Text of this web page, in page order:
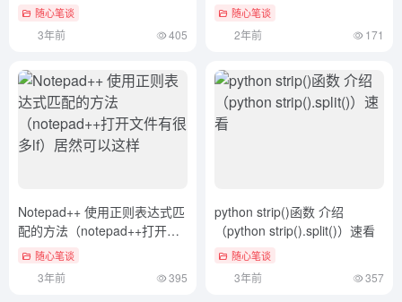
随心笔谈
3年前 405
随心笔谈
2年前 171
Notepad++ 使用正则表达式匹
配的方法（notepad++打开文
件有很多lf）居然可以这样
随心笔谈
3年前 395
python strip()函数 介绍
（python strip().split()）速看
随心笔谈
3年前 357